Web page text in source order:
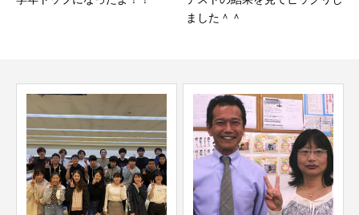
ました＾＾